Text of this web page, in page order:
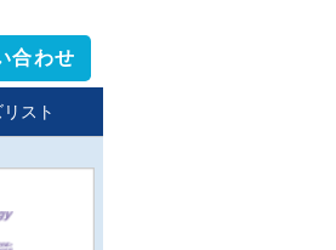
合わせ
スト